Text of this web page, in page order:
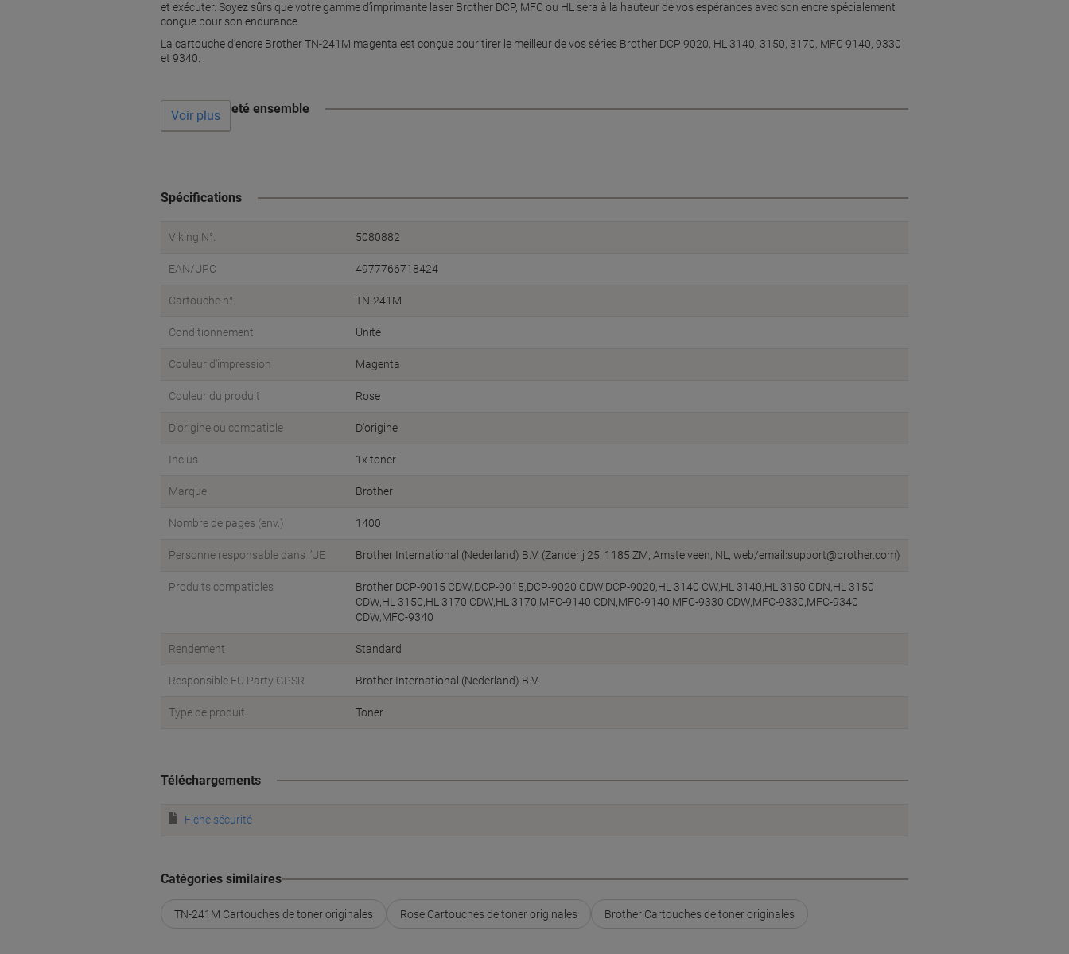
et exécuter. Soyez sûrs que votre gamme d’imprimante laser Brother DCP, MFC ou HL sera à la hauteur de vos espérances avec son encre spécialement
conçue pour son endurance.
La cartouche d'encre Brother TN-241M magenta est conçue pour tirer le meilleur de vos séries Brother DCP 9020, HL 3140, 3150, 3170, MFC 9140, 9330
et 9340.
Souvent acheté ensemble
Voir plus
Spécifications
Viking N°. 5080882
EAN/UPC 4977766718424
Cartouche n°. TN-241M
Conditionnement Unité
Couleur d'impression Magenta
Couleur du produit Rose
D'origine ou compatible D'origine
Inclus 1x toner
Marque Brother
Nombre de pages (env.) 1400
Personne responsable dans l’UE Brother International (Nederland) B.V. (Zanderij 25, 1185 ZM, Amstelveen, NL, web/email:support@brother.com)
Produits compatibles
Brother DCP-9015 CDW,DCP-9015,DCP-9020 CDW,DCP-9020,HL 3140 CW,HL 3140,HL 3150 CDN,HL 3150
CDW,HL 3150,HL 3170 CDW,HL 3170,MFC-9140 CDN,MFC-9140,MFC-9330 CDW,MFC-9330,MFC-9340
CDW,MFC-9340
Rendement Standard
Responsible EU Party GPSR Brother International (Nederland) B.V.
Type de produit Toner
Téléchargements
Fiche sécurité
Catégories similaires
TN-241M Cartouches de toner originales Rose Cartouches de toner originales Brother Cartouches de toner originales